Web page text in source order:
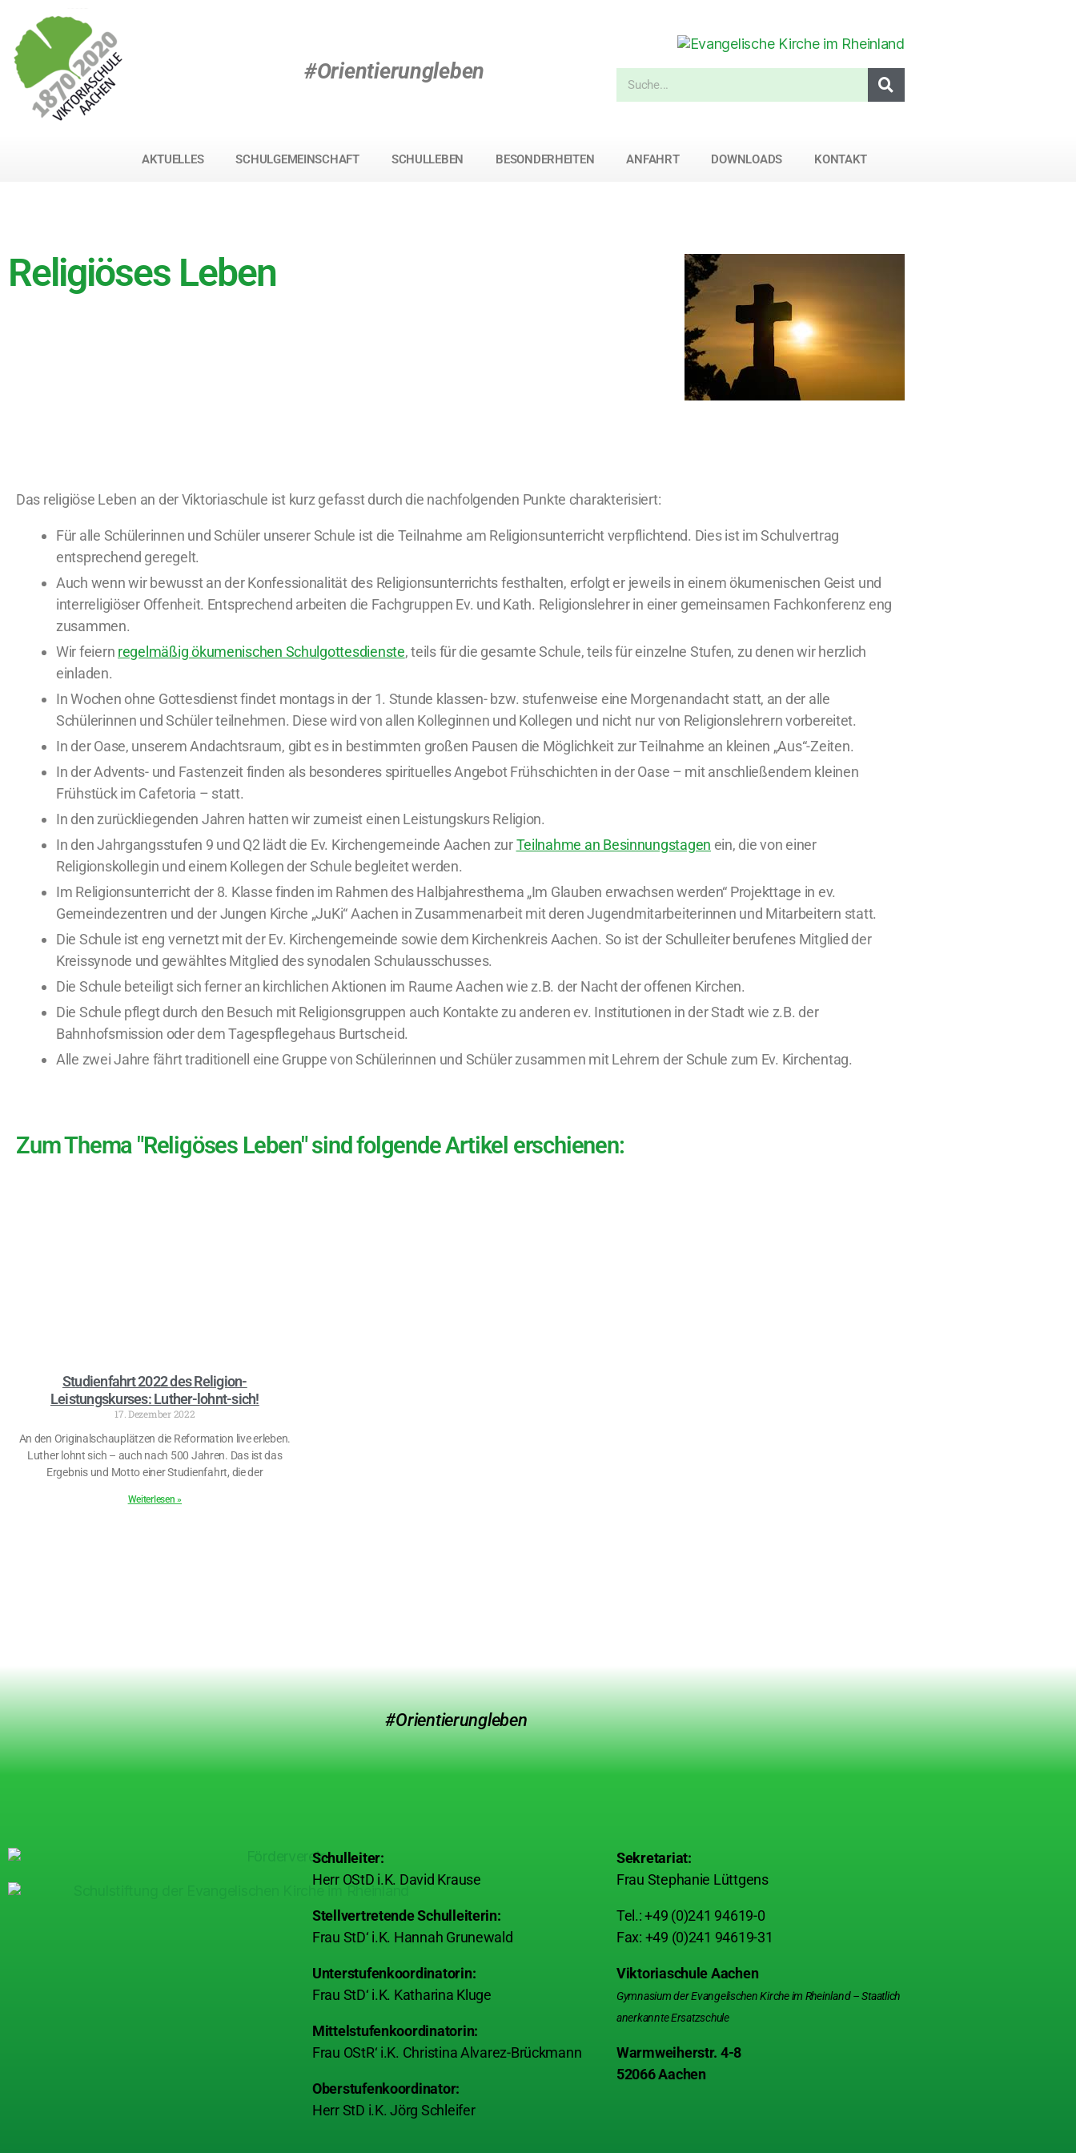
#Orientierungleben
AKTUELLES SCHULGEMEINSCHAFT SCHULLEBEN BESONDERHEITEN ANFAHRT DOWNLOADS KONTAKT
Religiöses Leben
Das religiöse Leben an der Viktoriaschule ist kurz gefasst durch die nachfolgenden Punkte charakterisiert:
Für alle Schülerinnen und Schüler unserer Schule ist die Teilnahme am Religionsunterricht verpflichtend. Dies ist im Schulvertrag
entsprechend geregelt.
Auch wenn wir bewusst an der Konfessionalität des Religionsunterrichts festhalten, erfolgt er jeweils in einem ökumenischen Geist und
interreligiöser Offenheit. Entsprechend arbeiten die Fachgruppen Ev. und Kath. Religionslehrer in einer gemeinsamen Fachkonferenz eng
zusammen.
Wir feiern regelmäßig ökumenischen Schulgottesdienste, teils für die gesamte Schule, teils für einzelne Stufen, zu denen wir herzlich
einladen.
In Wochen ohne Gottesdienst findet montags in der 1. Stunde klassen- bzw. stufenweise eine Morgenandacht statt, an der alle
Schülerinnen und Schüler teilnehmen. Diese wird von allen Kolleginnen und Kollegen und nicht nur von Religionslehrern vorbereitet.
In der Oase, unserem Andachtsraum, gibt es in bestimmten großen Pausen die Möglichkeit zur Teilnahme an kleinen „Aus“-Zeiten.
In der Advents- und Fastenzeit finden als besonderes spirituelles Angebot Frühschichten in der Oase – mit anschließendem kleinen
Frühstück im Cafetoria – statt.
In den zurückliegenden Jahren hatten wir zumeist einen Leistungskurs Religion.
In den Jahrgangsstufen 9 und Q2 lädt die Ev. Kirchengemeinde Aachen zurTeilnahme an Besinnungstagen ein, die von einer
Religionskollegin und einem Kollegen der Schule begleitet werden.
Im Religionsunterricht der 8. Klasse finden im Rahmen des Halbjahresthema „Im Glauben erwachsen werden“ Projekttage in ev.
Gemeindezentren und der Jungen Kirche „JuKi“ Aachen in Zusammenarbeit mit deren Jugendmitarbeiterinnen und Mitarbeitern statt.
Die Schule ist eng vernetzt mit der Ev. Kirchengemeinde sowie dem Kirchenkreis Aachen. So ist der Schulleiter berufenes Mitglied der
Kreissynode und gewähltes Mitglied des synodalen Schulausschusses.
Die Schule beteiligt sich ferner an kirchlichen Aktionen im Raume Aachen wie z.B. der Nacht der offenen Kirchen.
Die Schule pflegt durch den Besuch mit Religionsgruppen auch Kontakte zu anderen ev. Institutionen in der Stadt wie z.B. der
Bahnhofsmission oder dem Tagespflegehaus Burtscheid.
Alle zwei Jahre fährt traditionell eine Gruppe von Schülerinnen und Schüler zusammen mit Lehrern der Schule zum Ev. Kirchentag.
Zum Thema "Religöses Leben" sind folgende Artikel erschienen:
Studienfahrt 2022 des Religion-
Leistungskurses: Luther-lohnt-sich!
17. Dezember 2022
An den Originalschauplätzen die Reformation live erleben.
Luther lohnt sich – auch nach 500 Jahren. Das ist das
Ergebnis und Motto einer Studienfahrt, die der
Weiterlesen »
#Orientierungleben
Schulleiter:
Herr OStD i.K. David Krause
Stellvertretende Schulleiterin:
Frau StD‘ i.K. Hannah Grunewald
Unterstufenkoordinatorin:
Frau StD‘ i.K. Katharina Kluge
Mittelstufenkoordinatorin:
Frau OStR‘ i.K. Christina Alvarez-Brückmann
Oberstufenkoordinator:
Herr StD i.K. Jörg Schleifer
Sekretariat:
Frau Stephanie Lüttgens
Tel.: +49 (0)241 94619-0
Fax: +49 (0)241 94619-31
Viktoriaschule Aachen
Gymnasium der Evangelischen Kirche im Rheinland – Staatlich
anerkannte Ersatzschule
Warmweiherstr. 4-8
52066 Aachen